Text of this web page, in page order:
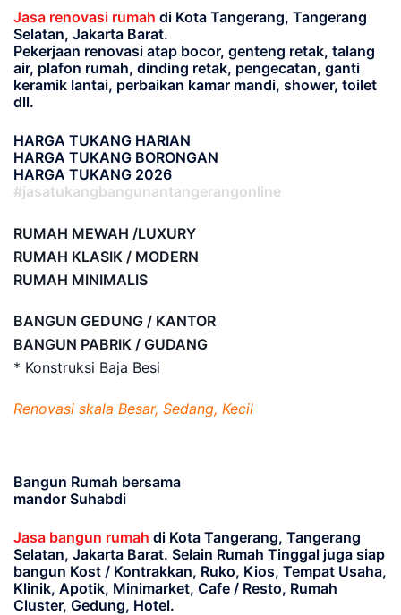
Jasa renovasi rumah di Kota Tangerang, Tangerang
Selatan, Jakarta Barat.
Pekerjaan renovasi atap bocor, genteng retak, talang
air, plafon rumah, dinding retak, pengecatan, ganti
keramik lantai, perbaikan kamar mandi, shower, toilet
dll.
HARGA TUKANG HARIAN
HARGA TUKANG BORONGAN
HARGA TUKANG 2026
#jasatukangbangunantangerangonline
RUMAH MEWAH /LUXURY
RUMAH KLASIK / MODERN
RUMAH MINIMALIS
BANGUN GEDUNG / KANTOR
BANGUN PABRIK / GUDANG
* Konstruksi Baja Besi
Renovasi skala Besar, Sedang, Kecil
Bangun Rumah bersama
mandor Suhabdi
Jasa bangun rumah di Kota Tangerang, Tangerang
Selatan, Jakarta Barat. Selain Rumah Tinggal juga siap
bangun Kost / Kontrakkan, Ruko, Kios, Tempat Usaha,
Klinik, Apotik, Minimarket, Cafe / Resto, Rumah
Cluster, Gedung, Hotel.